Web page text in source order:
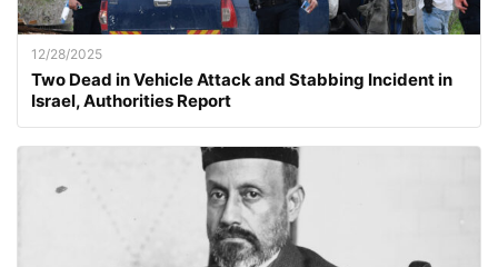
12/28/2025
Two Dead in Vehicle Attack and Stabbing Incident in
Israel, Authorities Report